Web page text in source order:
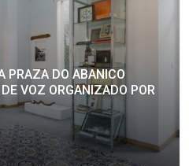
PRAZA DO ABANICO
VOZ ORGANIZADO POR